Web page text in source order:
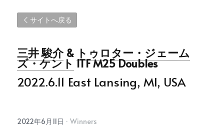
サイトへ戻る
三井 駿介 & トゥロター・ジェーム
ズ・ケント ITF M25 Doubles
2022.6.11 East Lansing, MI, USA
2022年6月11日 · Winners